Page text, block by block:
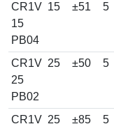
CR1V
15
PB04
15 ±51 5
CR1V
25
PB02
25 ±50 5
CR1V 25 ±85 5